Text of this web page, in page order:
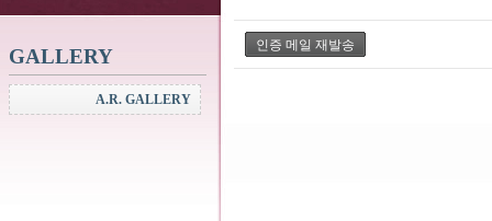
GALLERY
A.R. GALLERY